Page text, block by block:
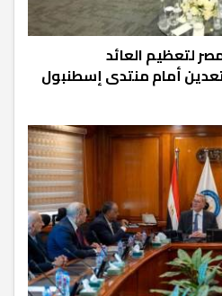
لتعظيم العائد
أمام منتدى إسطنبول